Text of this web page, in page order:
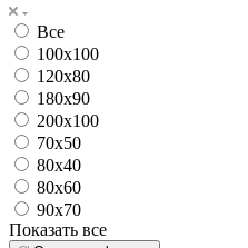
Все
100x100
120x80
180x90
200x100
70x50
80x40
80x60
90x70
Показать все